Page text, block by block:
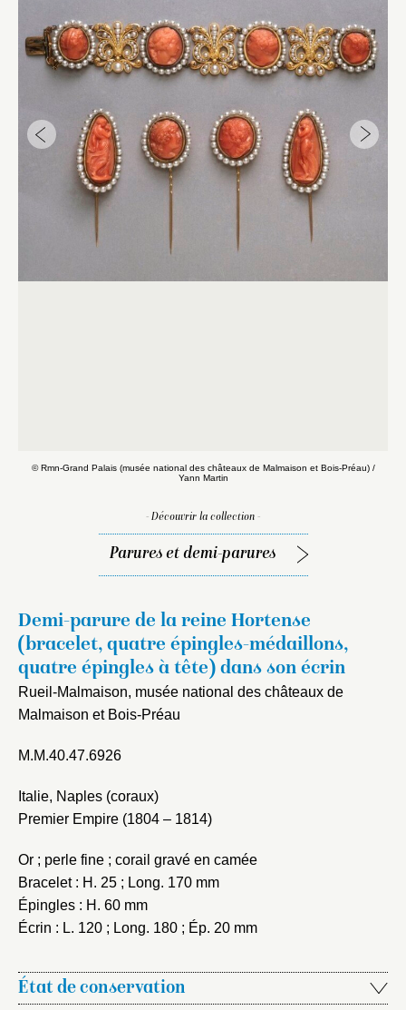
© Rmn-Grand Palais (musée national des châteaux de Malmaison et Bois-Préau) /
Yann Martin
- Découvrir la collection -
Parures et demi-parures
Demi-parure de la reine Hortense
(bracelet, quatre épingles-médaillons,
quatre épingles à tête) dans son écrin
Rueil-Malmaison, musée national des châteaux de
Malmaison et Bois-Préau
M.M.40.47.6926
Italie, Naples (coraux)
Premier Empire (1804 – 1814)
Or ; perle fine ; corail gravé en camée
Bracelet : H. 25 ; Long. 170 mm
Épingles : H. 60 mm
Écrin : L. 120 ; Long. 180 ; Ép. 20 mm
État de conservation